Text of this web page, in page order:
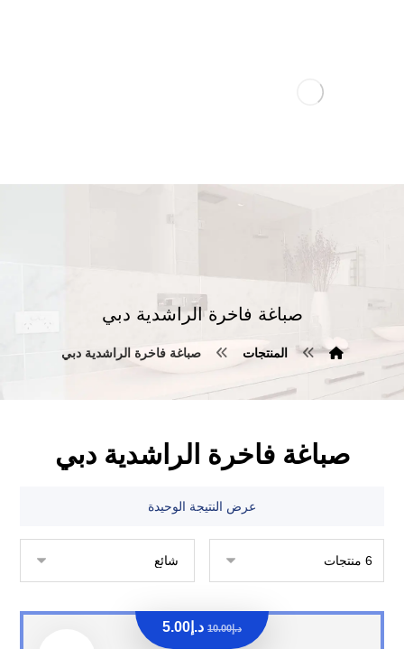
صباغة فاخرة الراشدية دبي
المنتجات صباغة فاخرة الراشدية دبي
صباغة فاخرة الراشدية دبي
عرض النتيجة الوحيدة
د.إ10.00 د.إ 5.00